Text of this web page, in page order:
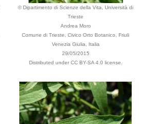
© Dipartimento di Scienze della Vita, Università di
Trieste
Andrea Moro
Comune di Trieste, Civico Orto Botanico, Friuli
Venezia Giulia, Italia
29/05/2015
Distributed under CC BY-SA 4.0 license.